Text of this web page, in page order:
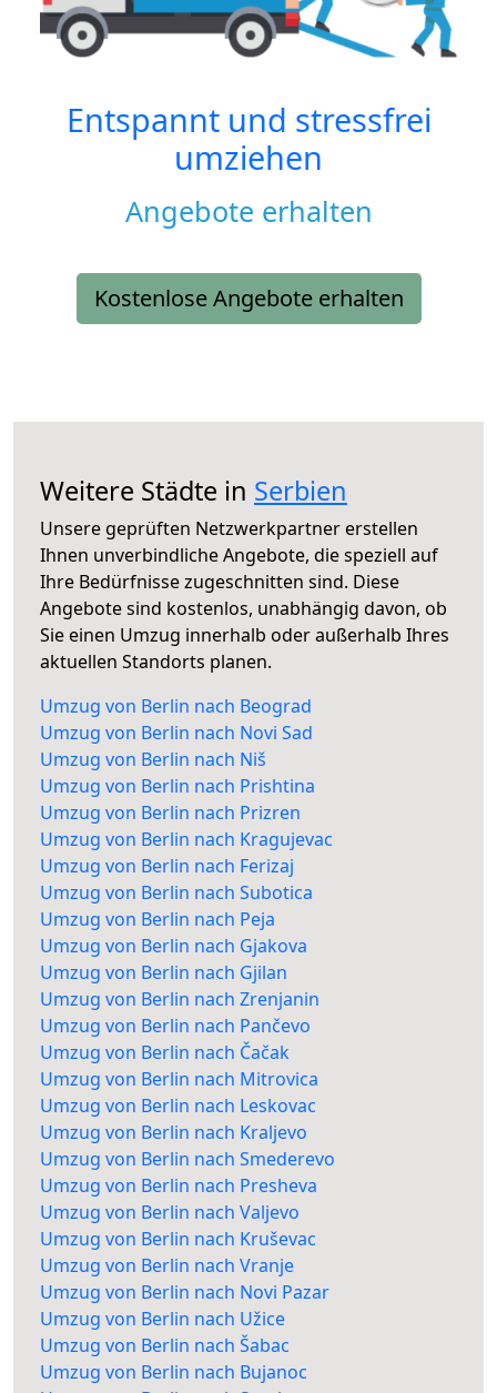
Entspannt und stressfrei
umziehen
Angebote erhalten
Kostenlose Angebote erhalten
Weitere Städte in Serbien
Unsere geprüften Netzwerkpartner erstellen
Ihnen unverbindliche Angebote, die speziell auf
Ihre Bedürfnisse zugeschnitten sind. Diese
Angebote sind kostenlos, unabhängig davon, ob
Sie einen Umzug innerhalb oder außerhalb Ihres
aktuellen Standorts planen.
Umzug von Berlin nach Beograd
Umzug von Berlin nach Novi Sad
Umzug von Berlin nach Niš
Umzug von Berlin nach Prishtina
Umzug von Berlin nach Prizren
Umzug von Berlin nach Kragujevac
Umzug von Berlin nach Ferizaj
Umzug von Berlin nach Subotica
Umzug von Berlin nach Peja
Umzug von Berlin nach Gjakova
Umzug von Berlin nach Gjilan
Umzug von Berlin nach Zrenjanin
Umzug von Berlin nach Pančevo
Umzug von Berlin nach Čačak
Umzug von Berlin nach Mitrovica
Umzug von Berlin nach Leskovac
Umzug von Berlin nach Kraljevo
Umzug von Berlin nach Smederevo
Umzug von Berlin nach Presheva
Umzug von Berlin nach Valjevo
Umzug von Berlin nach Kruševac
Umzug von Berlin nach Vranje
Umzug von Berlin nach Novi Pazar
Umzug von Berlin nach Užice
Umzug von Berlin nach Šabac
Umzug von Berlin nach Bujanoc